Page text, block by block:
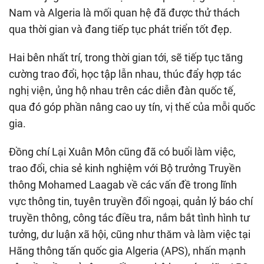
Nam và Algeria là mối quan hệ đã được thử thách
qua thời gian và đang tiếp tục phát triển tốt đẹp.
Hai bên nhất trí, trong thời gian tới, sẽ tiếp tục tăng
cường trao đổi, học tập lẫn nhau, thúc đẩy hợp tác
nghị viện, ủng hộ nhau trên các diễn đàn quốc tế,
qua đó góp phần nâng cao uy tín, vị thế của mỗi quốc
gia.
Đồng chí Lại Xuân Môn cũng đã có buổi làm việc,
trao đổi, chia sẻ kinh nghiệm với Bộ trưởng Truyền
thông Mohamed Laagab về các vấn đề trong lĩnh
vực thông tin, tuyên truyền đối ngoại, quản lý báo chí
truyền thông, công tác điều tra, nắm bắt tình hình tư
tưởng, dư luận xã hội, cũng như thăm và làm việc tại
Hãng thông tấn quốc gia Algeria (APS), nhấn mạnh